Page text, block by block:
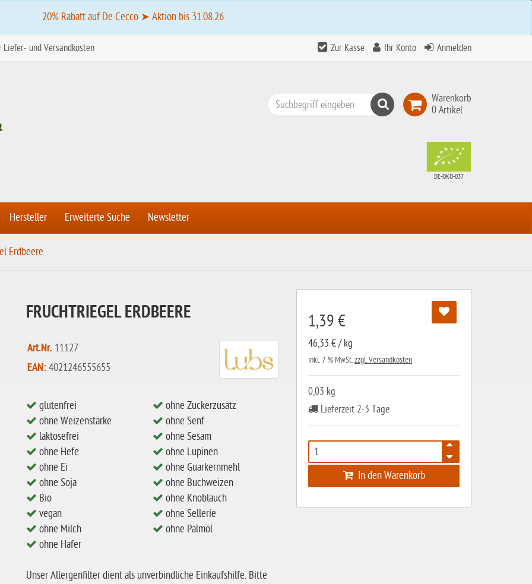
20% Rabatt auf De Cecco ➤ Aktion bis 31.08.26
Liefer- und Versandkosten Zur Kasse Ihr Konto Anmelden
Warenkorb
0 Artikel
Suchen
DE-ÖKO-037
Hersteller Erweiterte Suche Newsletter
Erdbeere
1,39 €
46,33 € / kg
inkl. 7 % MwSt.zzgl. Versandkosten
0,03 kg
Lieferzeit 2-3 Tage
In den Warenkorb
FRUCHTRIEGEL ERDBEERE
Art.Nr. 11127
EAN: 4021246555655
glutenfrei
ohne Weizenstärke
laktosefrei
ohne Hefe
ohne Ei
ohne Soja
Bio
vegan
ohne Milch
ohne Hafer
ohne Zuckerzusatz
ohne Senf
ohne Sesam
ohne Lupinen
ohne Guarkernmehl
ohne Buchweizen
ohne Knoblauch
ohne Sellerie
ohne Palmöl
Unser Allergenfilter dient als unverbindliche Einkaufshilfe. Bitte